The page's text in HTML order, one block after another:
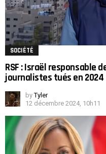
SOCIÉTÉ
RSF : Israël responsable
journalistes tués en 2024
by Tyler
12 décembre 2024, 10h11